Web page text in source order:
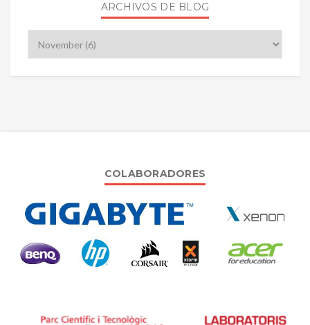
ARCHIVOS DE BLOG
COLABORADORES